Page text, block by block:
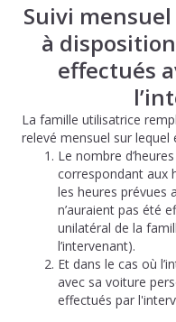
Suivi
à
effectués
La famille utilisatrice
relevé mensuel sur
Le nombre
correspondant aux
les heures prévues
n’auraient pas été
unilatéral de la
l’intervenant).
Et dans le cas où
avec sa voiture
effectués par